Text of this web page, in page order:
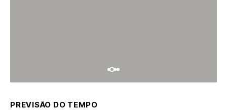
PREVISÃO DO TEMPO